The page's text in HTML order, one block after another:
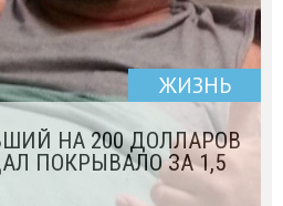
ЖИЗНЬ
НА 200 ДОЛЛАРОВ
ПОКРЫВАЛО ЗА 1,5